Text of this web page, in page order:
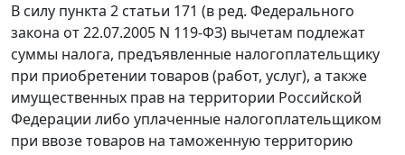
В силу пункта 2 статьи 171 (в ред. Федерального
закона от 22.07.2005 N 119-ФЗ) вычетам подлежат
суммы налога, предъявленные налогоплательщику
при приобретении товаров (работ, услуг), а также
имущественных прав на территории Российской
Федерации либо уплаченные налогоплательщиком
при ввозе товаров на таможенную территорию